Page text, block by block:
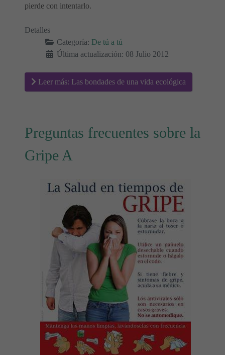
pierde con intentarlo.
Detalles
Categoría: De tú a tú
Última actualización: 08 Julio 2012
Leer más: Las bondades de una vida ecológica
Preguntas frecuentes sobre la
Gripe A